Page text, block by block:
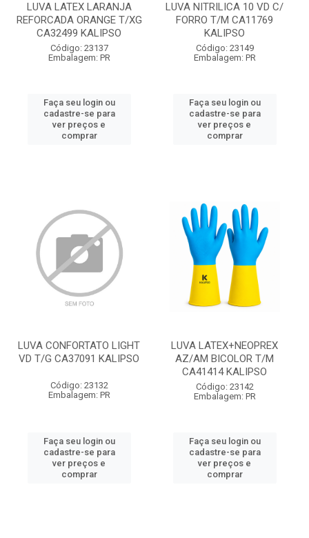
LUVA LATEX LARANJA
REFORCADA ORANGE T/XG
CA32499 KALIPSO
Código: 23137
Embalagem: PR
Faça seu login ou
cadastre-se para
ver preços e
comprar
LUVA NITRILICA 10 VD C/
FORRO T/M CA11769
KALIPSO
Código: 23149
Embalagem: PR
Faça seu login ou
cadastre-se para
ver preços e
comprar
LUVA CONFORTATO LIGHT
VD T/G CA37091 KALIPSO
Código: 23132
Embalagem: PR
Faça seu login ou
cadastre-se para
ver preços e
comprar
LUVA LATEX+NEOPREX
AZ/AM BICOLOR T/M
CA41414 KALIPSO
Código: 23142
Embalagem: PR
Faça seu login ou
cadastre-se para
ver preços e
comprar